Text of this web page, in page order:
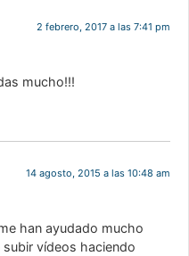
2 febrero, 2017 a las 7:41 pm
mucho!!!
14 agosto, 2015 a las 10:48 am
han ayudado mucho
vídeos haciendo